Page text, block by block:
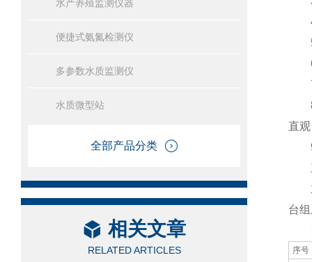
水产养殖监测仪器
便捷式氨氮检测仪
多参数水质监测仪
水质微型站
全部产品分类
相关文章
RELATED ARTICLES
4.
6.
8.
直观
9.
三
立
台
序号